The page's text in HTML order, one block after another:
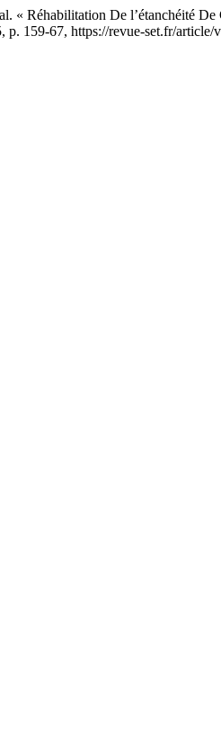
Réhabilitation De l’étanchéité De
p. 159-67, https://revue-set.fr/article/